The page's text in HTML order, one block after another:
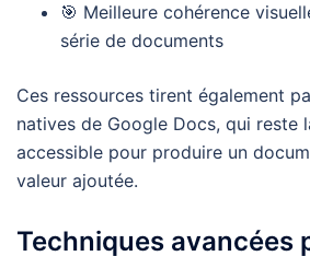
🎯 Meilleure cohérence
série de documents
Ces ressources tirent également
natives de Google Docs, qui reste
accessible pour produire un
valeur ajoutée.
Techniques avancées